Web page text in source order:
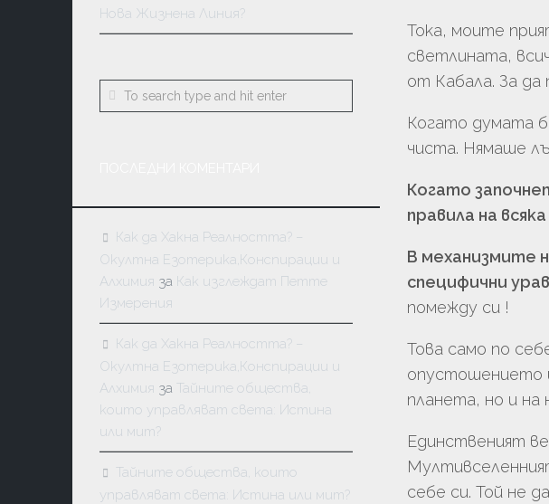
Тока, моите
светлината,
от Кабала. За
Когато думата
чиста. Нямаше
Когато
правила на
В механизмите
специфични
помежду си !
Това само по
опустошението
планета, но и
Единственият
себе си. Той не
Нова Жизнена Линия?
Как да Хакна Реалността? –
Окултна Езотерика,Конспирации и
Алхимия за Как изглеждат Петте
Измерения
Как да Хакна Реалността? –
Окултна Езотерика,Конспирации и
Алхимия за Тайните общества,
които управляват света: Истина
или мит?
Тайните общества, които
управляват света: Истина или мит?